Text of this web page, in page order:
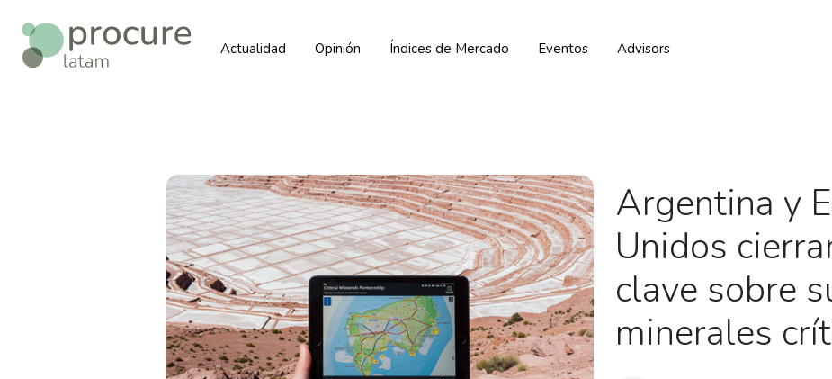
Actualidad Opinión Índices de Mercado Eventos Advisors
Argentina y
Unidos
clave sobre
minerales